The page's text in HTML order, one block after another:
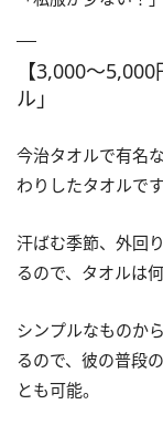
【3,000～
ル」
今治タオルで有名
わりしたタオルです
汗ばむ季節、外回
るので、タオルは
シンプルなものか
るので、彼の普段
とも可能。